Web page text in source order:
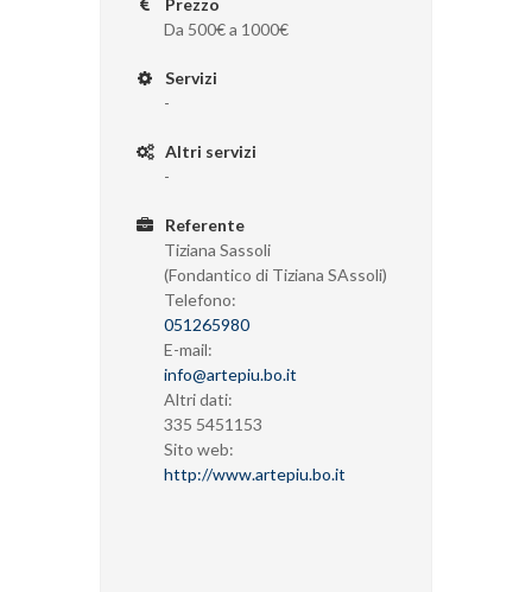
Da 500€ a 1000€
Servizi
-
Altri servizi
-
Referente
Tiziana Sassoli
(Fondantico di Tiziana SAssoli)
Telefono:
051265980
E-mail:
info@artepiu.bo.it
Altri dati:
335 5451153
Sito web:
http://www.artepiu.bo.it